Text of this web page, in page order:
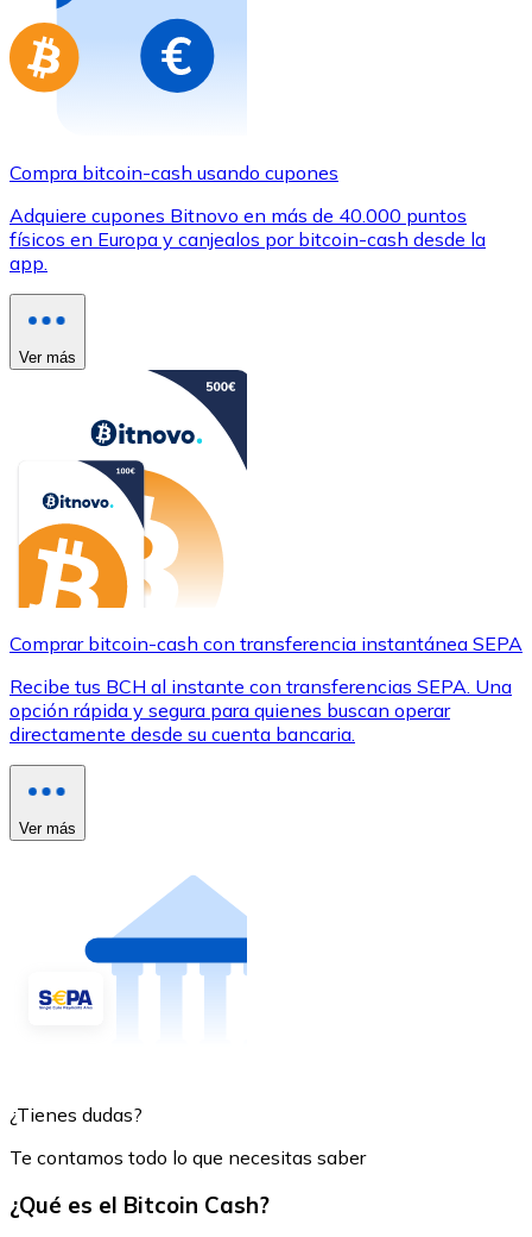
Compra bitcoin-cash usando cupones
Adquiere cupones Bitnovo en más de 40.000 puntos
físicos en Europa y canjealos por bitcoin-cash desde la
app.
Ver más
Comprar bitcoin-cash con transferencia instantánea SEPA
Recibe tus BCH al instante con transferencias SEPA. Una
opción rápida y segura para quienes buscan operar
directamente desde su cuenta bancaria.
Ver más
¿Tienes dudas?
Te contamos todo lo que necesitas saber
¿Qué es el Bitcoin Cash?